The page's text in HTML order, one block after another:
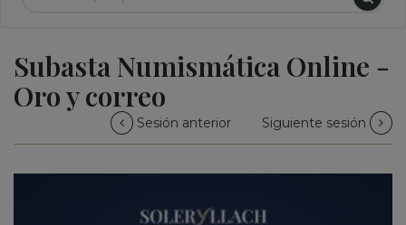
Subasta Numismática Online -
Oro y correo
Sesión anterior Siguiente sesión